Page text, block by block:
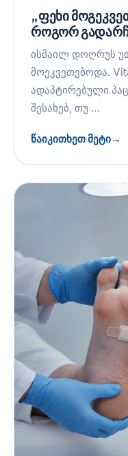
„ფეხი
როგორ
ისმაილ დოღრუს
მოეკვეთებოდა.
ადაპტირებული
შესახებ, თუ …
წაიკითხეთ მეტი